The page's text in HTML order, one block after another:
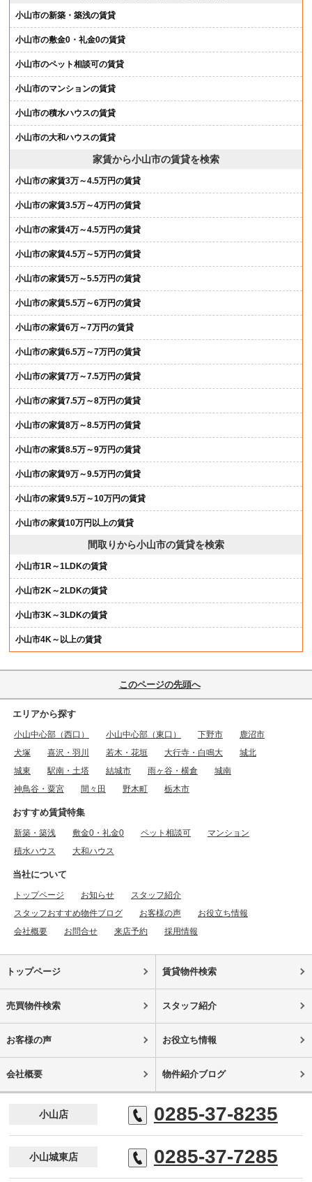
小山市の新築・築浅の賃貸
小山市の敷金0・礼金0の賃貸
小山市のペット相談可の賃貸
小山市のマンションの賃貸
小山市の積水ハウスの賃貸
小山市の大和ハウスの賃貸
家賃から小山市の賃貸を検索
小山市の家賃3万～4.5万円の賃貸
小山市の家賃3.5万～4万円の賃貸
小山市の家賃4万～4.5万円の賃貸
小山市の家賃4.5万～5万円の賃貸
小山市の家賃5万～5.5万円の賃貸
小山市の家賃5.5万～6万円の賃貸
小山市の家賃6万～7万円の賃貸
小山市の家賃6.5万～7万円の賃貸
小山市の家賃7万～7.5万円の賃貸
小山市の家賃7.5万～8万円の賃貸
小山市の家賃8万～8.5万円の賃貸
小山市の家賃8.5万～9万円の賃貸
小山市の家賃9万～9.5万円の賃貸
小山市の家賃9.5万～10万円の賃貸
小山市の家賃10万円以上の賃貸
間取りから小山市の賃貸を検索
小山市1R～1LDKの賃貸
小山市2K～2LDKの賃貸
小山市3K～3LDKの賃貸
小山市4K～以上の賃貸
このページの先頭へ
エリアから探す
小山中心部（西口） 小山中心部（東口） 下野市
鹿沼市
犬塚
喜沢・羽川 若木・花垣 大行寺・白鳴大
城北
城東
駅南・土塔 結城市 雨ヶ谷・横倉
城南
神鳥谷・粟宮
間々田 野木町 栃木市
おすすめ賃貸特集
新築・築浅 敷金0・礼金0 ペット相談可
マンション
積水ハウス
大和ハウス
当社について
トップページ お知らせ
スタッフ紹介
スタッフおすすめ物件ブログ
お客様の声
お役立ち情報
会社概要
お問合せ 来店予約 採用情報
トップページ 賃貸物件検索
売買物件検索 スタッフ紹介
お客様の声 お役立ち情報
会社概要 物件紹介ブログ
小山店 0285-37-8235
小山城東店 0285-37-7285